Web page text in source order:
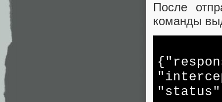
После
команды
{
"status"